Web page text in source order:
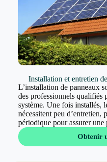
Installation et entretien
L’installation de panneaux
des professionnels qualifiés
système. Une fois installés,
nécessitent peu d’entretien,
périodique pour assurer
Obtenir